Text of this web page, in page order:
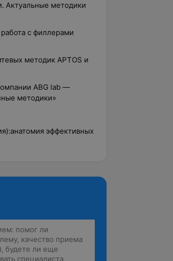
Актуальные методики
с филлерами
методик APTOS и
ABG lab —
методики»
эффективных